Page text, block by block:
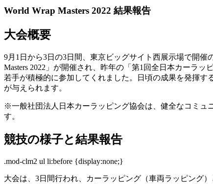
World Wrap Masters 2022 結果報告
大会概要
9月1日から3日の3日間、東京ビッグサイト西展示場で開催
Masters 2022」が開催され、昨年の「 第1回全日本カーラッ
若手が積極的に参加してくれました。日頃の成果を発揮す
が与えられます。
※一般社団法人日本カーラッピング協会は、健全なコミュ
す。
競技の様子と結果報告
.mod-clm2 ul li:before {display:none;}
大会は、3日間行われ、カーラッピング（車両ラッピング